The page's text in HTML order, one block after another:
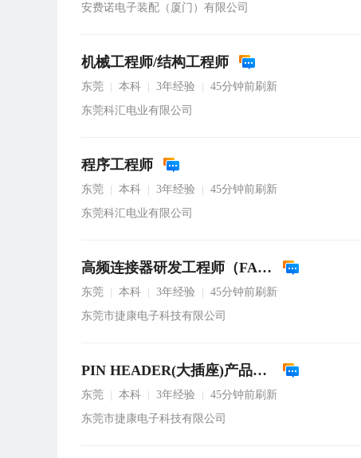
安费诺电子装配（厦门）有限公司
机械工程师/结构工程师
东莞 本科 3年经验
45分钟前刷新
东莞科汇电业有限公司
程序工程师
东莞 本科 3年经验
45分钟前刷新
东莞科汇电业有限公司
高频连接器研发工程师（FAKSMB或以太网等）
东莞 本科 3年经验
45分钟前刷新
东莞市捷康电子科技有限公司
PIN HEADER(大插座)产品开发高级工程师
东莞 本科 3年经验
45分钟前刷新
东莞市捷康电子科技有限公司